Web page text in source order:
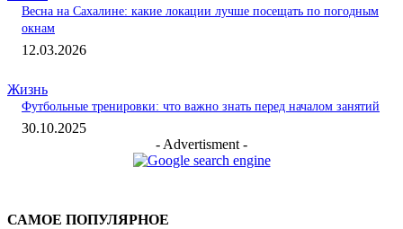
Весна на Сахалине: какие локации лучше посещать по погодным
окнам
12.03.2026
Жизнь
Футбольные тренировки: что важно знать перед началом занятий
30.10.2025
- Advertisment -
САМОЕ ПОПУЛЯРНОЕ